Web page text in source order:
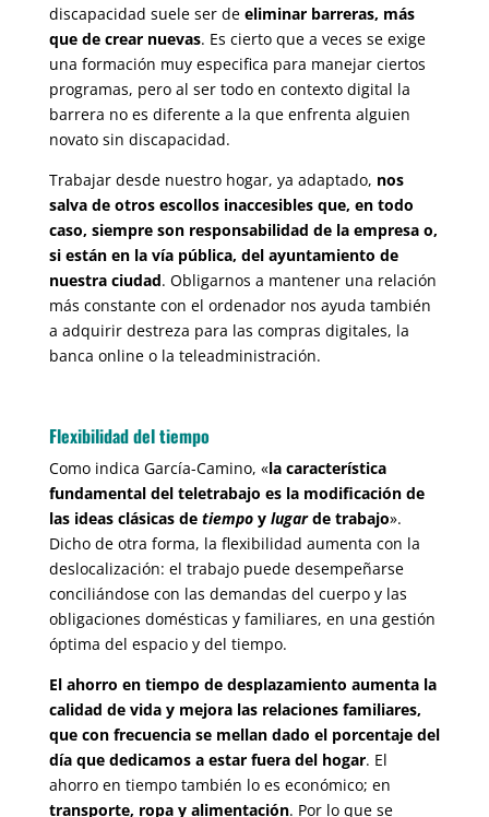
discapacidad suele ser de eliminar barreras, más
que de crear nuevas. Es cierto que a veces se exige
una formación muy especifica para manejar ciertos
programas, pero al ser todo en contexto digital la
barrera no es diferente a la que enfrenta alguien
novato sin discapacidad.
Trabajar desde nuestro hogar, ya adaptado, nos
salva de otros escollos inaccesibles que, en todo
caso, siempre son responsabilidad de la empresa o,
si están en la vía pública, del ayuntamiento de
nuestra ciudad. Obligarnos a mantener una relación
más constante con el ordenador nos ayuda también
a adquirir destreza para las compras digitales, la
banca online o la teleadministración.
Flexibilidad del tiempo
Como indica García-Camino, «la característica
fundamental del teletrabajo es la modificación de
las ideas clásicas de tiempo y lugarde trabajo».
Dicho de otra forma, la flexibilidad aumenta con la
deslocalización: el trabajo puede desempeñarse
conciliándose con las demandas del cuerpo y las
obligaciones domésticas y familiares, en una gestión
óptima del espacio y del tiempo.
El ahorro en tiempo de desplazamiento aumenta la
calidad de vida y mejora las relaciones familiares,
que con frecuencia se mellan dado el porcentaje del
día que dedicamos a estar fuera del hogar. El
ahorro en tiempo también lo es económico; en
transporte, ropa y alimentación. Por lo que se